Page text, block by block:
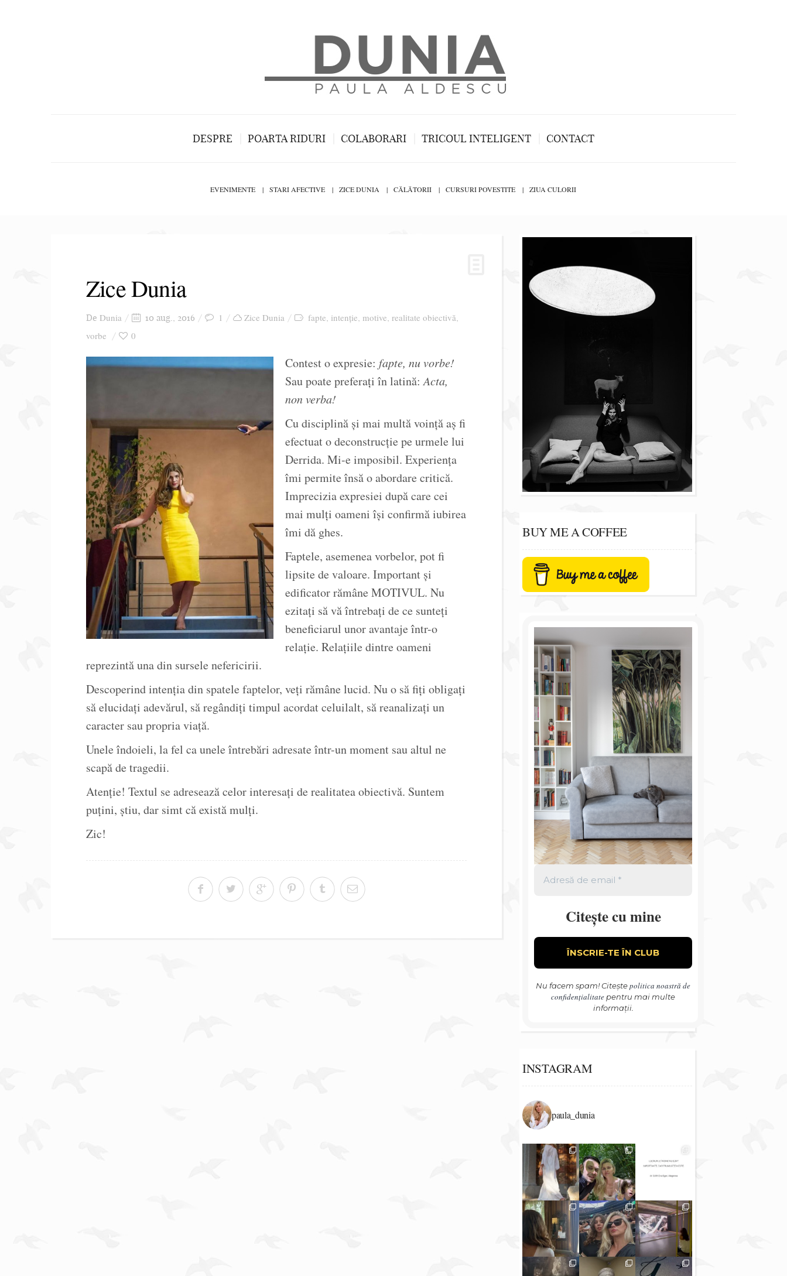
DESPRE POARTA RIDURI COLABORARI TRICOUL INTELIGENT CONTACT
EVENIMENTE STARI AFECTIVE ZICE DUNIA CĂLĂTORII CURSURI POVESTITE ZIUA CULORII
Zice Dunia
De Dunia 10 aug., 2016 1 Zice Dunia fapte, intenţie, motive, realitate obiectivă,
vorbe 0
Contest o expresie: fapte, nu vorbe!
Sau poate preferaţi în latină:Acta,
non verba!
Cu disciplină şi mai multă voinţă aş fi
efectuat o deconstrucţie pe urmele lui
Derrida. Mi-e imposibil. Experienţa
îmi permite însă o abordare critică.
Imprecizia expresiei după care cei
mai mulţi oameni îşi confirmă iubirea
îmi dă ghes.
Faptele, asemenea vorbelor, pot fi
lipsite de valoare. Important şi
edificator rămâne MOTIVUL. Nu
ezitaţi să vă întrebaţi de ce sunteţi
beneficiarul unor avantaje într-o
relaţie. Relaţiile dintre oameni
reprezintă una din sursele nefericirii.
Descoperind intenţia din spatele faptelor, veţi rămâne lucid. Nu o să fiţi obligaţi
să elucidaţi adevărul, să regândiţi timpul acordat celuilalt, să reanalizaţi un
caracter sau propria viaţă.
Unele îndoieli, la fel ca unele întrebări adresate într-un moment sau altul ne
scapă de tragedii.
Atenţie! Textul se adresează celor interesaţi de realitatea obiectivă. Suntem
puţini, ştiu, dar simt că există mulţi.
Zic!
BUY ME A COFFEE
Citește cu mine
Nu facem spam! Citeștepolitica noastră de
confidențialitate pentru mai multe
informații.
INSTAGRAM
paula_dunia